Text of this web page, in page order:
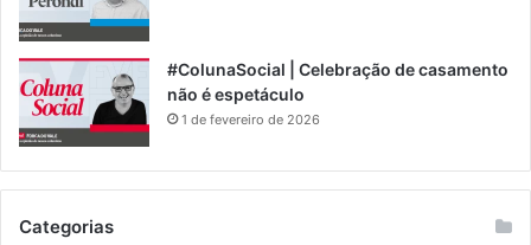
#ColunaSocial | Celebração de casamento
não é espetáculo
1 de fevereiro de 2026
Categorias